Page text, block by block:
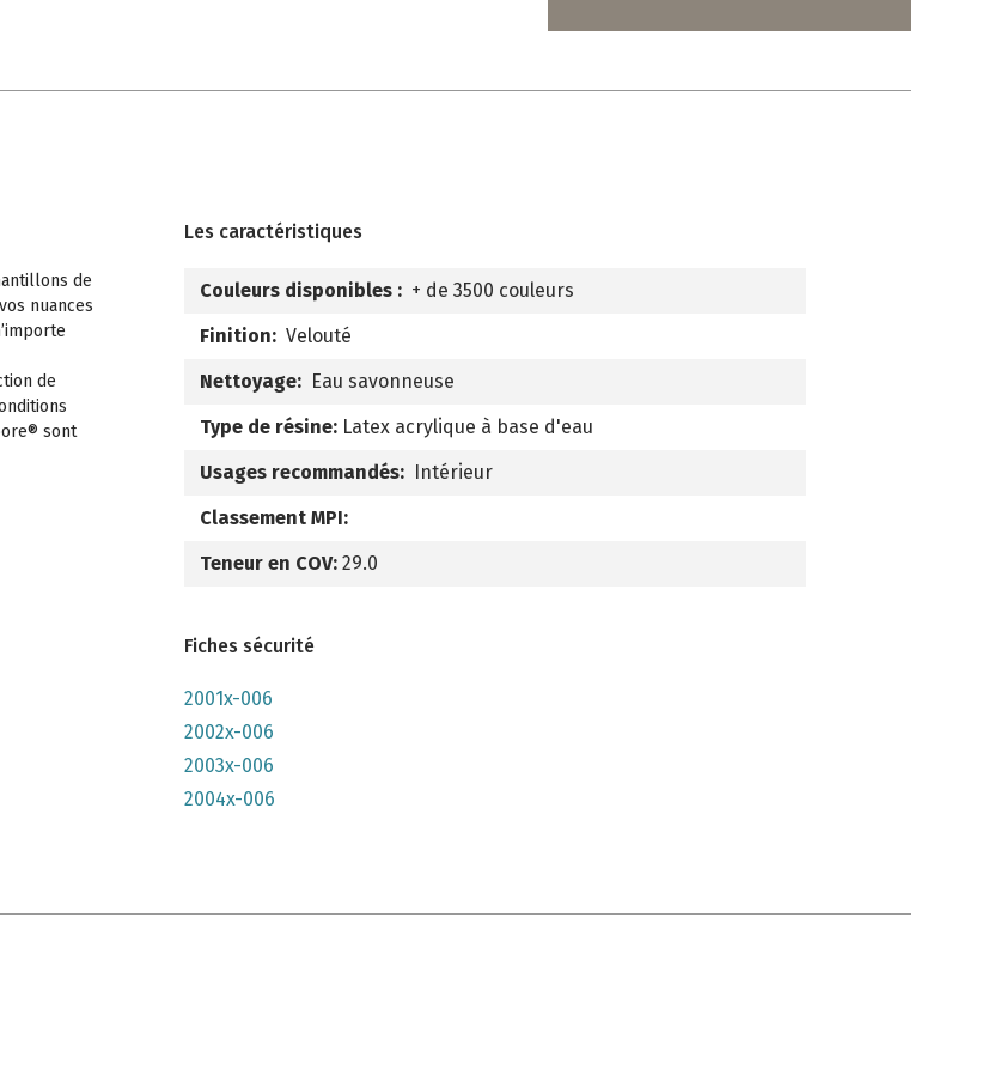
de
nuances
de
sont
Les caractéristiques
Couleurs disponibles : + de 3500 couleurs
Finition: Velouté
Nettoyage: Eau savonneuse
Type de résine: Latex acrylique à base d'eau
Usages recommandés: Intérieur
Classement MPI:
Teneur en COV: 29.0
Fiches sécurité
2001x-006
2002x-006
2003x-006
2004x-006